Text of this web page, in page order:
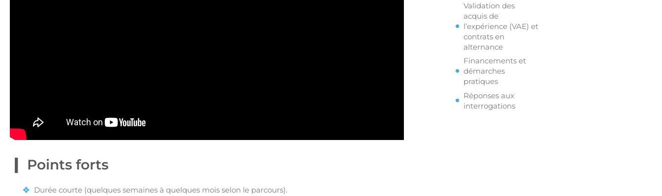
Points forts
Durée courte (quelques semaines à quelques mois selon le parcours).
Validation des
acquis de
l’expérience (VAE) et
contrats en
alternance
Financements et
démarches
pratiques
Réponses aux
interrogations